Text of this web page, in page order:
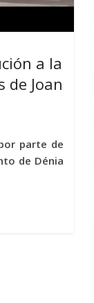
a la
de Joan
parte de
de Dénia